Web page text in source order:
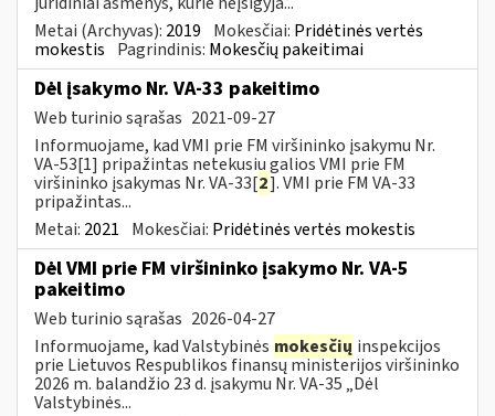
Metai (Archyvas): 2019 Mokesčiai: Pridėtinės vertės
mokestis Pagrindinis: Mokesčių pakeitimai
Dėl įsakymo Nr. VA-33 pakeitimo
Web turinio sąrašas 2021-09-27
Informuojame, kad VMI prie FM viršininko įsakymu Nr.
VA-53[1] pripažintas netekusiu galios VMI prie FM
viršininko įsakymas Nr. VA-33[2]. VMI prie FM VA-33
pripažintas...
Metai: 2021 Mokesčiai: Pridėtinės vertės mokestis
Dėl VMI prie FM viršininko įsakymo Nr. VA-5
pakeitimo
Web turinio sąrašas 2026-04-27
Informuojame, kad Valstybinės mokesčių inspekcijos
prie Lietuvos Respublikos finansų ministerijos viršininko
2026 m. balandžio 23 d. įsakymu Nr. VA-35 „Dėl
Valstybinės...